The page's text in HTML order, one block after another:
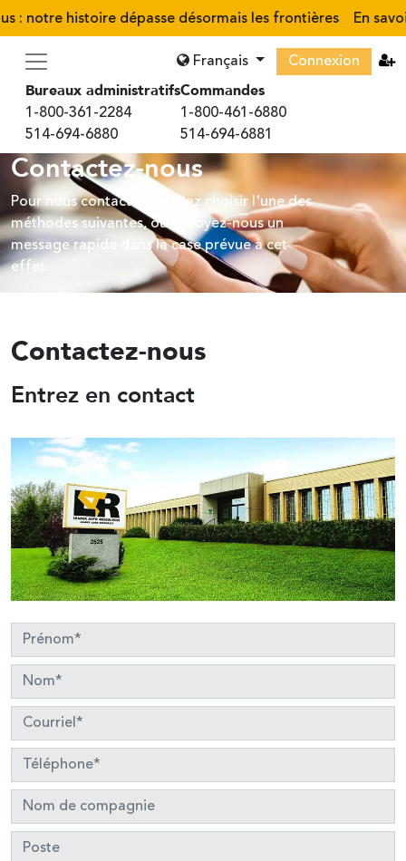
: notre histoire dépasse désormais les frontières En
Français Connexion
Bureaux administratifs
1-800-361-2284
514-694-6880
Commandes
1-800-461-6880
514-694-6881
Contactez-nous
Pour nous contacter, veuillez choisir l'une des
méthodes suivantes, ou envoyez-nous un
message rapide dans la case prévue à cet
effet.
Contactez-nous
Entrez en contact